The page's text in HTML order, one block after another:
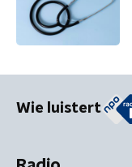
Wie luistert